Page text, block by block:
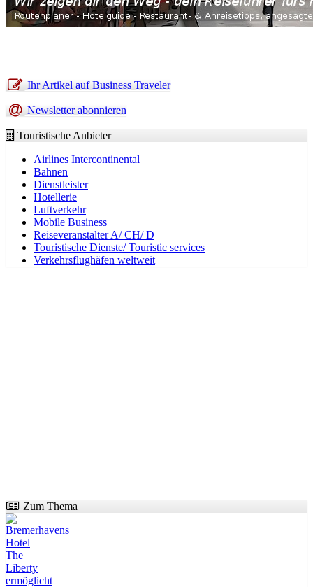
Ihr Artikel auf Business Traveler
Newsletter abonnieren
Touristische Anbieter
Airlines Intercontinental
Bahnen
Dienstleister
Hotellerie
Luftverkehr
Mobile Business
Reiseveranstalter A/ CH/ D
Touristische Dienste/ Touristic services
Verkehrsflughäfen weltweit
Zum Thema